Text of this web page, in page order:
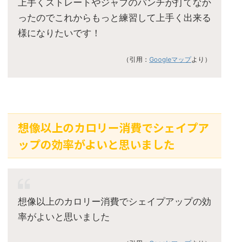
上手くストレートやジャブのパンチが打てなか
ったのでこれからもっと練習して上手く出来る
様になりたいです！
（引用： Googleマップより）
想像以上のカロリー消費でシェイプア
ップの効率がよいと思いました
想像以上のカロリー消費でシェイプアップの効
率がよいと思いました